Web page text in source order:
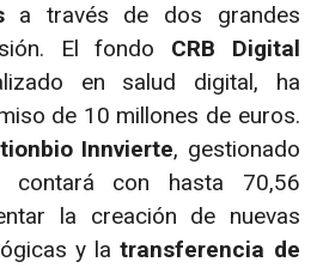
a través de dos grandes
El fondo CRB Digital
en salud digital, ha
de 10 millones de euros.
Innvierte, gestionado
contará con hasta 70,56
la creación de nuevas
y latransferencia de